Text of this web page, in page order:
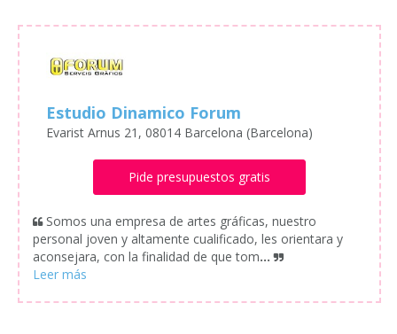
Estudio Dinamico Forum
Evarist Arnus 21, 08014 Barcelona (Barcelona)
Pide presupuestos gratis
Somos una empresa de artes gráficas, nuestro
personal joven y altamente cualificado, les orientara y
aconsejara, con la finalidad de que tom...